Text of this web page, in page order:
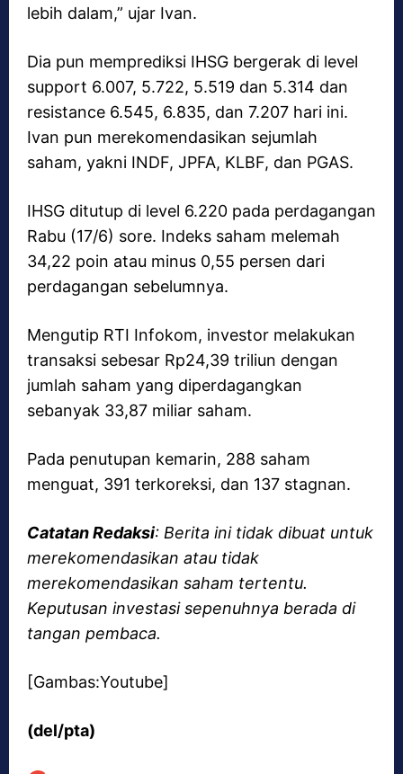
lebih dalam,” ujar Ivan.
Dia pun memprediksi IHSG bergerak di level
support 6.007, 5.722, 5.519 dan 5.314 dan
resistance 6.545, 6.835, dan 7.207 hari ini.
Ivan pun merekomendasikan sejumlah
saham, yakni INDF, JPFA, KLBF, dan PGAS.
IHSG ditutup di level 6.220 pada perdagangan
Rabu (17/6) sore. Indeks saham melemah
34,22 poin atau minus 0,55 persen dari
perdagangan sebelumnya.
Mengutip RTI Infokom, investor melakukan
transaksi sebesar Rp24,39 triliun dengan
jumlah saham yang diperdagangkan
sebanyak 33,87 miliar saham.
Pada penutupan kemarin, 288 saham
menguat, 391 terkoreksi, dan 137 stagnan.
Catatan Redaksi: Berita ini tidak dibuat untuk
merekomendasikan atau tidak
merekomendasikan saham tertentu.
Keputusan investasi sepenuhnya berada di
tangan pembaca.
[Gambas:Youtube]
(del/pta)